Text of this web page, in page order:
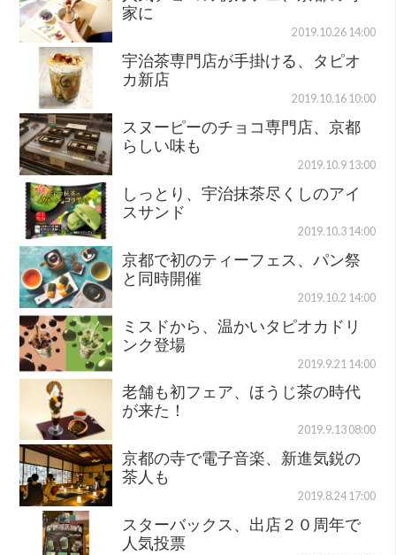
家に
2019.10.26 14:00
宇治茶専門店が手掛ける、タピオ
カ新店
2019.10.16 10:00
スヌーピーのチョコ専門店、京都
らしい味も
2019.10.9 13:00
しっとり、宇治抹茶尽くしのアイ
スサンド
2019.10.3 14:00
京都で初のティーフェス、パン祭
と同時開催
2019.10.2 14:00
ミスドから、温かいタピオカドリ
ンク登場
2019.9.21 14:00
老舗も初フェア、ほうじ茶の時代
が来た！
2019.9.13 08:00
京都の寺で電子音楽、新進気鋭の
茶人も
2019.8.24 17:00
スターバックス、出店２０周年で
人気投票